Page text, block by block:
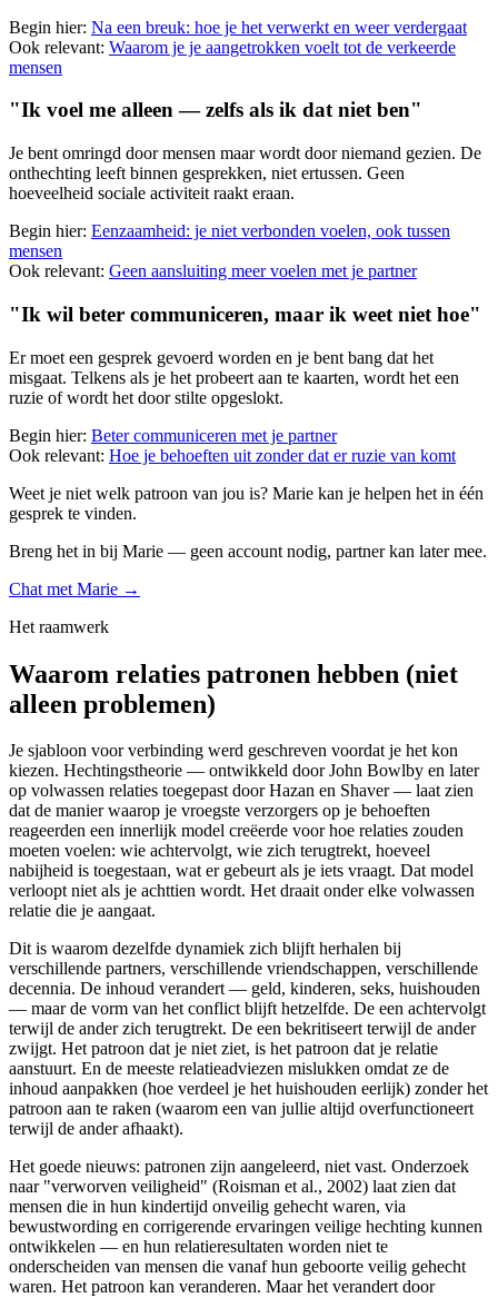
Begin hier: Na een breuk: hoe je het verwerkt en weer verdergaat
Ook relevant: Waarom je je aangetrokken voelt tot de verkeerde
mensen
"Ik voel me alleen — zelfs als ik dat niet ben"
Je bent omringd door mensen maar wordt door niemand gezien. De
onthechting leeft binnen gesprekken, niet ertussen. Geen
hoeveelheid sociale activiteit raakt eraan.
Begin hier: Eenzaamheid: je niet verbonden voelen, ook tussen
mensen
Ook relevant: Geen aansluiting meer voelen met je partner
"Ik wil beter communiceren, maar ik weet niet hoe"
Er moet een gesprek gevoerd worden en je bent bang dat het
misgaat. Telkens als je het probeert aan te kaarten, wordt het een
ruzie of wordt het door stilte opgeslokt.
Begin hier: Beter communiceren met je partner
Ook relevant: Hoe je behoeften uit zonder dat er ruzie van komt
Weet je niet welk patroon van jou is? Marie kan je helpen het in één
gesprek te vinden.
Breng het in bij Marie — geen account nodig, partner kan later mee.
Chat met Marie →
Het raamwerk
Waarom relaties patronen hebben (niet
alleen problemen)
Je sjabloon voor verbinding werd geschreven voordat je het kon
kiezen. Hechtingstheorie — ontwikkeld door John Bowlby en later
op volwassen relaties toegepast door Hazan en Shaver — laat zien
dat de manier waarop je vroegste verzorgers op je behoeften
reageerden een innerlijk model creëerde voor hoe relaties zouden
moeten voelen: wie achtervolgt, wie zich terugtrekt, hoeveel
nabijheid is toegestaan, wat er gebeurt als je iets vraagt. Dat model
verloopt niet als je achttien wordt. Het draait onder elke volwassen
relatie die je aangaat.
Dit is waarom dezelfde dynamiek zich blijft herhalen bij
verschillende partners, verschillende vriendschappen, verschillende
decennia. De inhoud verandert — geld, kinderen, seks, huishouden
— maar de vorm van het conflict blijft hetzelfde. De een achtervolgt
terwijl de ander zich terugtrekt. De een bekritiseert terwijl de ander
zwijgt. Het patroon dat je niet ziet, is het patroon dat je relatie
aanstuurt. En de meeste relatieadviezen mislukken omdat ze de
inhoud aanpakken (hoe verdeel je het huishouden eerlijk) zonder het
patroon aan te raken (waarom een van jullie altijd overfunctioneert
terwijl de ander afhaakt).
Het goede nieuws: patronen zijn aangeleerd, niet vast. Onderzoek
naar "verworven veiligheid" (Roisman et al., 2002) laat zien dat
mensen die in hun kindertijd onveilig gehecht waren, via
bewustwording en corrigerende ervaringen veilige hechting kunnen
ontwikkelen — en hun relatieresultaten worden niet te
onderscheiden van mensen die vanaf hun geboorte veilig gehecht
waren. Het patroon kan veranderen. Maar het verandert door